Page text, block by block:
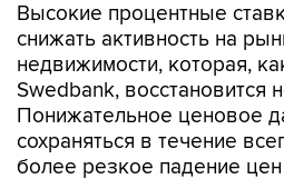
Высокие процентные
снижать активность на
недвижимости, которая,
Swedbank, восстановится
Понижательное ценовое
сохраняться в течение
более резкое падение